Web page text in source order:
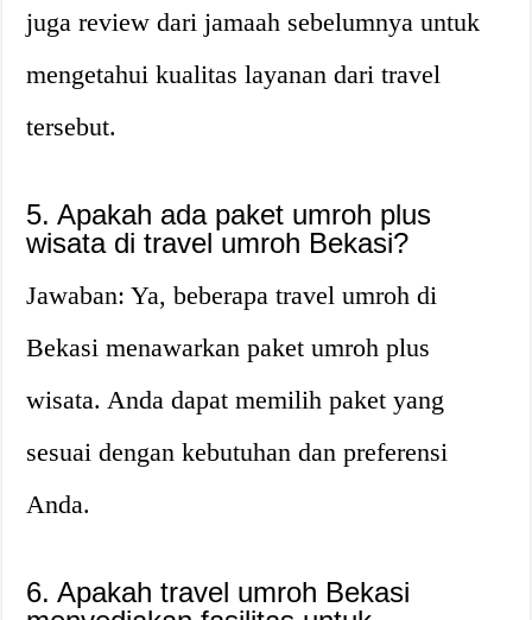
juga review dari jamaah sebelumnya untuk
mengetahui kualitas layanan dari travel
tersebut.
5. Apakah ada paket umroh plus
wisata di travel umroh Bekasi?
Jawaban: Ya, beberapa travel umroh di
Bekasi menawarkan paket umroh plus
wisata. Anda dapat memilih paket yang
sesuai dengan kebutuhan dan preferensi
Anda.
6. Apakah travel umroh Bekasi